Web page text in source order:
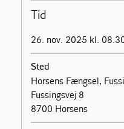
Tid
26. nov. 2025 kl.
Sted
Horsens Fængsel,
Fussingsvej 8
8700 Horsens